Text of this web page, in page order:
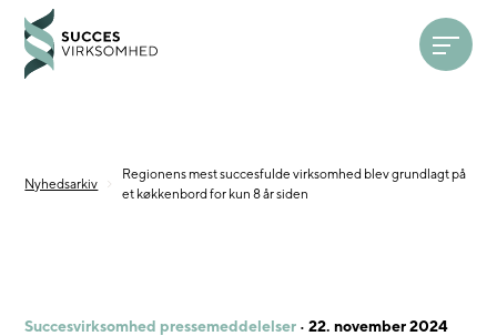
Open
Nyhedsarkiv
Regionens mest succesfulde virksomhed blev grundlagt på
et køkkenbord for kun 8 år siden
Succesvirksomhed pressemeddelelser · 22. november 2024